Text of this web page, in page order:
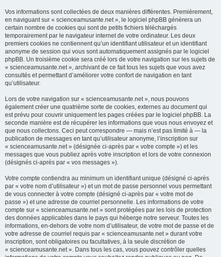
Vos informations sont collectées de deux manières différentes. Premièrement,
en naviguant sur « scienceamusante.net », le logiciel phpBB génèrera un
certain nombre de cookies qui sont de petits fichiers téléchargés
temporairement par le navigateur internet de votre ordinateur. Les deux
premiers cookies ne contiennent qu’un identifiant utilisateur et un identifiant
anonyme de session qui vous sont automatiquement assignés par le logiciel
phpBB. Un troisième cookie sera créé lors de votre navigation sur les sujets de
« scienceamusante.net », archivant de ce fait tous les sujets que vous avez
consultés et permettant d’améliorer votre confort de navigation en tant
qu’utilisateur.
Lors de votre navigation sur « scienceamusante.net », nous pouvons
également créer une quatrième sorte de cookies, externes au document qui
est prévu pour couvrir uniquement les pages créées par le logiciel phpBB. La
seconde manière est de récupérer les informations que vous nous envoyez et
que nous collectons. Ceci peut correspondre — mais n’est pas limité à — la
publication de messages en tant qu’utilisateur anonyme, l’inscription sur
« scienceamusante.net » (désignée ci-après par « votre compte ») et les
messages que vous publiez après votre inscription et lors de votre connexion
(désignés ci-après par « vos messages »).
Votre compte contiendra au minimum un identifiant unique (désigné ci-après
par « votre nom d’utilisateur ») et un mot de passe personnel vous permettant
de vous connecter à votre compte (désigné ci-après par « votre mot de
passe ») et une adresse de courriel personnelle. Les informations de votre
compte sur « scienceamusante.net » sont protégées par les lois de protection
des données applicables dans le pays qui héberge notre serveur. Toutes les
informations, en-dehors de votre nom d’utilisateur, de votre mot de passe et de
votre adresse de courriel requis par « scienceamusante.net » durant votre
inscription, sont obligatoires ou facultatives, à la seule discrétion de
« scienceamusante.net ». Dans tous les cas, vous pouvez contrôler quelles